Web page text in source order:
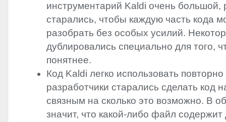
инструментарий Kaldi очень большой,
старались, чтобы каждую часть кода
разобрать без особых усилий.
дублировались специально для того,
понятнее.
Код Kaldi легко использовать
разработчики старались сделать код
связным на сколько это возможно. В
значит, что какой-либо файл содержит